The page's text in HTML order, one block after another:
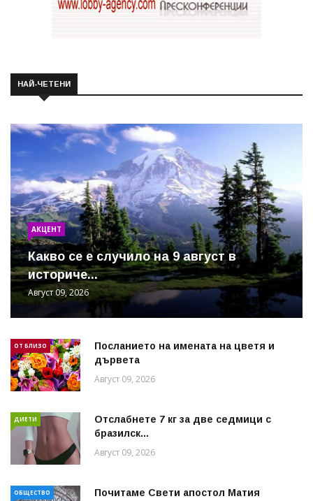
НАЙ-ЧЕТЕНИ
АКЦЕНТ
Какво се е случило на 9 август в
историче...
Август 09, 2026
ОТ БЛИЗО
Посланието на имената на цветя и
дървета
Август 09, 2026
ДИЕТИ
Отслабнете 7 кг за две седмици с
бразилск...
Август 09, 2026
ОБЩЕСТВО Почитаме Свети апостол Матия